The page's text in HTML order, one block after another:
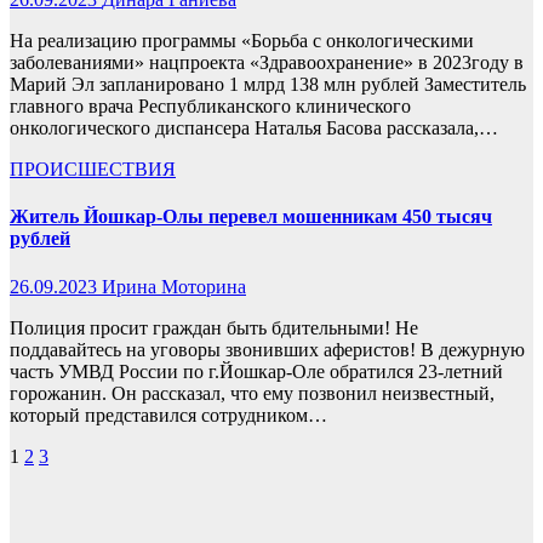
На реализацию программы «Борьба с онкологическими
заболеваниями» нацпроекта «Здравоохранение» в 2023году в
Марий Эл запланировано 1 млрд 138 млн рублей Заместитель
главного врача Республиканского клинического
онкологического диспансера Наталья Басова рассказала,…
ПРОИСШЕСТВИЯ
Житель Йошкар-Олы перевел мошенникам 450 тысяч
рублей
26.09.2023 Ирина Моторина
Полиция просит граждан быть бдительными! Не
поддавайтесь на уговоры звонивших аферистов! В дежурную
часть УМВД России по г.Йошкар-Оле обратился 23-летний
горожанин. Он рассказал, что ему позвонил неизвестный,
который представился сотрудником…
Пагинация
1 2 3